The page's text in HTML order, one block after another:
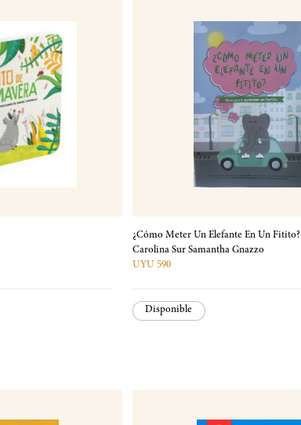
¿Cómo Meter Un Elefante En Un Fitito?
Carolina Sur Samantha Gnazzo
UYU 590
Disponible